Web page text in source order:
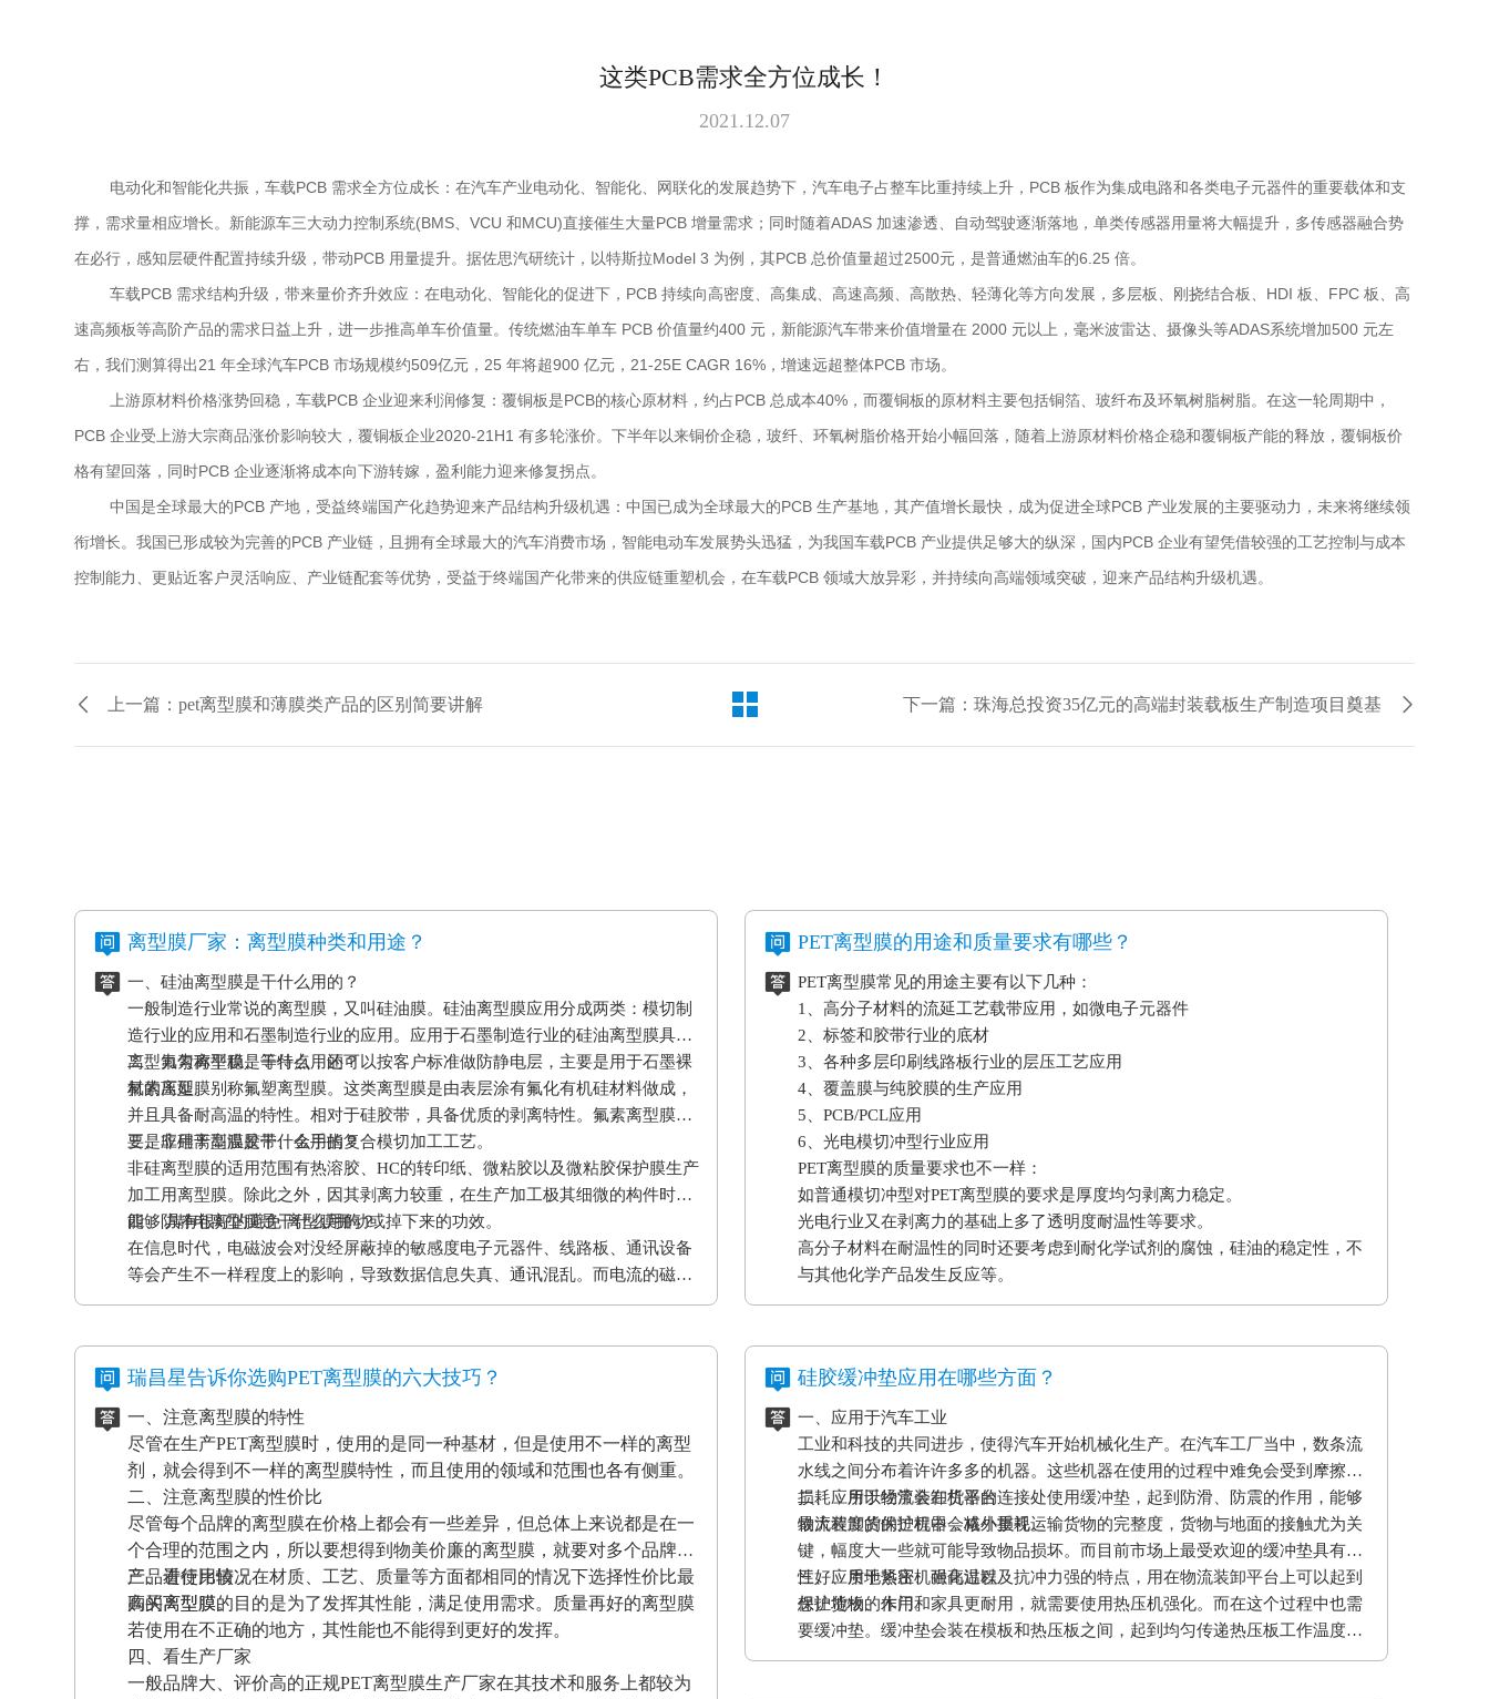
这类PCB需求全方位成长！
2021.12.07
电动化和智能化共振，车载PCB 需求全方位成长：在汽车产业电动化、智能化、网联化的发展趋势下，汽车电子占整车比重持续上升，PCB 板作为集成电路和各类电子元器件的重要载体和支
撑，需求量相应增长。新能源车三大动力控制系统(BMS、VCU 和MCU)直接催生大量PCB 增量需求；同时随着ADAS 加速渗透、自动驾驶逐渐落地，单类传感器用量将大幅提升，多传感器融合势
在必行，感知层硬件配置持续升级，带动PCB 用量提升。据佐思汽研统计，以特斯拉Model 3 为例，其PCB 总价值量超过2500元，是普通燃油车的6.25 倍。
车载PCB 需求结构升级，带来量价齐升效应：在电动化、智能化的促进下，PCB 持续向高密度、高集成、高速高频、高散热、轻薄化等方向发展，多层板、刚挠结合板、HDI 板、FPC 板、高
速高频板等高阶产品的需求日益上升，进一步推高单车价值量。传统燃油车单车 PCB 价值量约400 元，新能源汽车带来价值增量在 2000 元以上，毫米波雷达、摄像头等ADAS系统增加500 元左
右，我们测算得出21 年全球汽车PCB 市场规模约509亿元，25 年将超900 亿元，21-25E CAGR 16%，增速远超整体PCB 市场。
上游原材料价格涨势回稳，车载PCB 企业迎来利润修复：覆铜板是PCB的核心原材料，约占PCB 总成本40%，而覆铜板的原材料主要包括铜箔、玻纤布及环氧树脂树脂。在这一轮周期中，
PCB 企业受上游大宗商品涨价影响较大，覆铜板企业2020-21H1 有多轮涨价。下半年以来铜价企稳，玻纤、环氧树脂价格开始小幅回落，随着上游原材料价格企稳和覆铜板产能的释放，覆铜板价
格有望回落，同时PCB 企业逐渐将成本向下游转嫁，盈利能力迎来修复拐点。
中国是全球最大的PCB 产地，受益终端国产化趋势迎来产品结构升级机遇：中国已成为全球最大的PCB 生产基地，其产值增长最快，成为促进全球PCB 产业发展的主要驱动力，未来将继续领
衔增长。我国已形成较为完善的PCB 产业链，且拥有全球最大的汽车消费市场，智能电动车发展势头迅猛，为我国车载PCB 产业提供足够大的纵深，国内PCB 企业有望凭借较强的工艺控制与成本
控制能力、更贴近客户灵活响应、产业链配套等优势，受益于终端国产化带来的供应链重塑机会，在车载PCB 领域大放异彩，并持续向高端领域突破，迎来产品结构升级机遇。
上一篇：pet离型膜和薄膜类产品的区别简要讲解 下一篇：珠海总投资35亿元的高端封装载板生产制造项目奠基
离型膜厂家：离型膜种类和用途？
一、硅油离型膜是干什么用的？
一般制造行业常说的离型膜，又叫硅油膜。硅油离型膜应用分成两类：模切制
造行业的应用和石墨制造行业的应用。应用于石墨制造行业的硅油离型膜具备
离型力匀称平稳、等特点，还可以按客户标准做防静电层，主要是用于石墨裸
材的压延。
二、氟素离型膜是干什么用的？
氟素离型膜别称氟塑离型膜。这类离型膜是由表层涂有氟化有机硅材料做成，
并且具备耐高温的特性。相对于硅胶带，具备优质的剥离特性。氟素离型膜主
要是应用于高温胶带、金手指复合模切加工工艺。
三、非硅离型膜是干什么用的？
非硅离型膜的适用范围有热溶胶、HC的转印纸、微粘胶以及微粘胶保护膜生产
加工用离型膜。除此之外，因其剥离力较重，在生产加工极其细微的构件时，
能够 具有很好的避免 离型膜挪动或掉下来的功效。
四、防静电离型膜是干什么用的？
在信息时代，电磁波会对没经屏蔽掉的敏感度电子元器件、线路板、通讯设备
等会产生不一样程度上的影响，导致数据信息失真、通讯混乱。而电流的磁效
应和磨擦产生的静电感应对各种各样敏感元件、仪表设备、一些化工原材料
PET离型膜的用途和质量要求有哪些？
PET离型膜常见的用途主要有以下几种：
1、高分子材料的流延工艺载带应用，如微电子元器件
2、标签和胶带行业的底材
3、各种多层印刷线路板行业的层压工艺应用
4、覆盖膜与纯胶膜的生产应用
5、PCB/PCL应用
6、光电模切冲型行业应用
PET离型膜的质量要求也不一样：
如普通模切冲型对PET离型膜的要求是厚度均匀剥离力稳定。
光电行业又在剥离力的基础上多了透明度耐温性等要求。
高分子材料在耐温性的同时还要考虑到耐化学试剂的腐蚀，硅油的稳定性，不
与其他化学产品发生反应等。
瑞昌星告诉你选购PET离型膜的六大技巧？
一、注意离型膜的特性
尽管在生产PET离型膜时，使用的是同一种基材，但是使用不一样的离型
剂，就会得到不一样的离型膜特性，而且使用的领域和范围也各有侧重。
二、注意离型膜的性价比
尽管每个品牌的离型膜在价格上都会有一些差异，但总体上来说都是在一
个合理的范围之内，所以要想得到物美价廉的离型膜，就要对多个品牌的
产品进行比较，在材质、工艺、质量等方面都相同的情况下选择性价比最
高的离型膜。
三、看使用情况
购买离型膜的目的是为了发挥其性能，满足使用需求。质量再好的离型膜
若使用在不正确的地方，其性能也不能得到更好的发挥。
四、看生产厂家
一般品牌大、评价高的正规PET离型膜生产厂家在其技术和服务上都较为
硅胶缓冲垫应用在哪些方面？
一、应用于汽车工业
工业和科技的共同进步，使得汽车开始机械化生产。在汽车工厂当中，数条流
水线之间分布着许许多多的机器。这些机器在使用的过程中难免会受到摩擦和
损耗，所以经常会在机器的连接处使用缓冲垫，起到防滑、防震的作用，能够
最大程度的保护机器，减小损耗。
二、应用于物流装卸货平台
物流装卸货的过程中会格外重视运输货物的完整度，货物与地面的接触尤为关
键，幅度大一些就可能导致物品损坏。而目前市场上最受欢迎的缓冲垫具有弹
性好、质地紧密、耐高温以及抗冲力强的特点，用在物流装卸平台上可以起到
保护货物的作用。
三、应用于热压机强化过程
想让地板、木门和家具更耐用，就需要使用热压机强化。而在这个过程中也需
要缓冲垫。缓冲垫会装在模板和热压板之间，起到均匀传递热压板工作温度和
工作压力的作用。而且使用缓冲垫还可以使纸贴面和基板更加密致的粘合，最